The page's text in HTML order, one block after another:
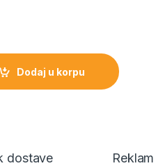
Dodaj u korpu
dostave